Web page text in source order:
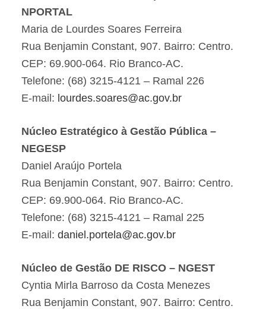
NPORTAL
Maria de Lourdes Soares Ferreira
Rua Benjamin Constant, 907. Bairro: Centro.
CEP: 69.900-064. Rio Branco-AC.
Telefone: (68) 3215-4121 – Ramal 226
E-mail: lourdes.soares@ac.gov.br
Núcleo Estratégico à Gestão Pública –
NEGESP
Daniel Araújo Portela
Rua Benjamin Constant, 907. Bairro: Centro.
CEP: 69.900-064. Rio Branco-AC.
Telefone: (68) 3215-4121 – Ramal 225
E-mail: daniel.portela@ac.gov.br
Núcleo de Gestão DE RISCO – NGEST
Cyntia Mirla Barroso da Costa Menezes
Rua Benjamin Constant, 907. Bairro: Centro.